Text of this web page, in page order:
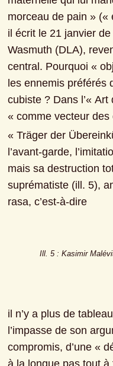
morceau de pain » («
il écrit le 21 janvier
Wasmuth (DLA),
central. Pourquoi «
les ennemis préférés
cubiste ? Dans l’«
« comme vecteur
« Träger der
l’avant-garde,
mais sa destruction
suprématiste (ill. 5),
rasa, c’est-à-dire
Ill. 5 : Kasimir
il n’y a plus de
l’impasse de son
compromis, d’une «